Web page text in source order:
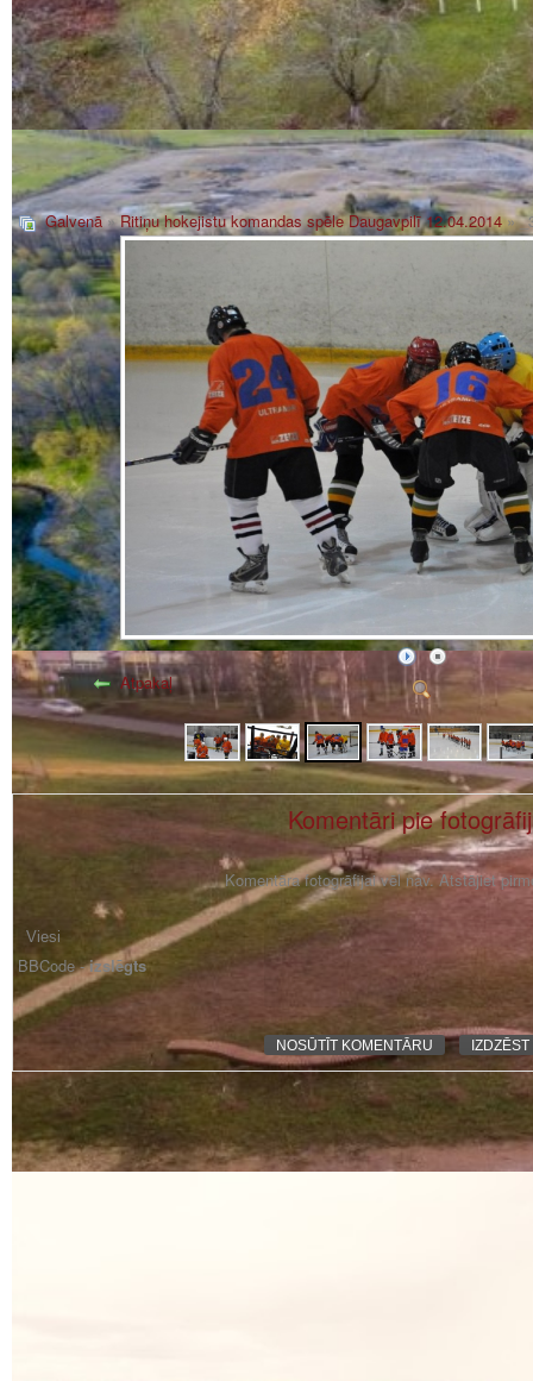
Galvenā»Ritiņu hokejistu komandas spēle Daugavpilī 12.04.2014»
Atpakaļ
Komentāri pie
Komentāra fotogrāfijai vēl nav. Atstājiet
BBCode -izslēgts